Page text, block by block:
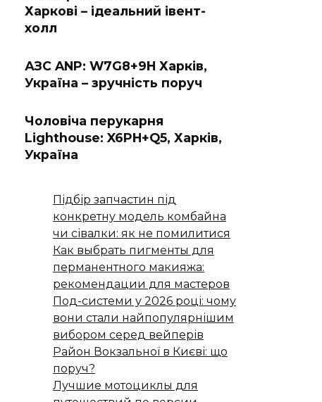
Харкові – ідеальний івент-
холл
АЗС ANP: W7G8+9H Харків,
Україна – зручність поруч
Чоловіча перукарня
Lighthouse: X6PH+Q5, Харків,
Україна
Підбір запчастин під
конкретну модель комбайна
чи сівалки: як не помилитися
Как выбрать пигменты для
перманентного макияжа:
рекомендации для мастеров
Под-системи у 2026 році: чому
вони стали найпопулярнішим
вибором серед вейперів
Район Вокзальної в Києві: що
поруч?
Лучшие мотоциклы для